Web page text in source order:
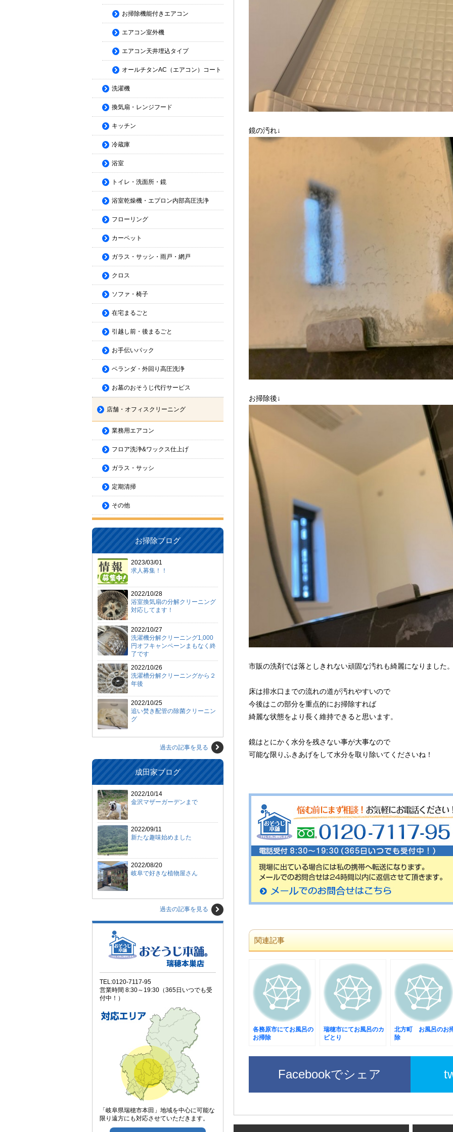
鏡の汚れ↓
お掃除後↓
市販の洗剤では落としきれない頑固な汚れも綺麗になりました
床は排水口までの流れの道が汚れやすいので
今後はこの部分を重点的にお掃除すれば
綺麗な状態をより長く維持できると思います。
鏡はとにかく水分を残さない事が大事なので
可能な限りふきあげをして水分を取り除いてくださいね！
関連記事
各務原市にてお風呂の
お掃除
瑞穂市にてお風呂のカ
ビとり
北方町 お風呂のお
除
Facebookでシェア
お掃除機能付きエアコン
エアコン室外機
エアコン天井埋込タイプ
オールチタンAC（エアコン）コート
洗濯機
換気扇・レンジフード
キッチン
冷蔵庫
浴室
トイレ・洗面所・鏡
浴室乾燥機・エプロン内部高圧洗浄
フローリング
カーペット
ガラス・サッシ・雨戸・網戸
クロス
ソファ・椅子
在宅まるごと
引越し前・後まるごと
お手伝いパック
ベランダ・外回り高圧洗浄
お墓のおそうじ代行サービス
店舗・オフィスクリーニング
業務用エアコン
フロア洗浄&ワックス仕上げ
ガラス・サッシ
定期清掃
その他
お掃除ブログ
2023/03/01
求人募集！！
2022/10/28
浴室換気扇の分解クリーニング
対応してます！
2022/10/27
洗濯機分解クリーニング1,000
円オフキャンペーンまもなく終
了です
2022/10/26
洗濯槽分解クリーニングから２
年後
2022/10/25
追い焚き配管の除菌クリーニン
グ
過去の記事を見る
成田家ブログ
2022/10/14
金沢マザーガーデンまで
2022/09/11
新たな趣味始めました
2022/08/20
岐阜で好きな植物屋さん
過去の記事を見る
TEL:0120-7117-95
営業時間 8:30～19:30（365日いつでも受
付中！）
「岐阜県瑞穂市本田」地域を中心に可能な
限り遠方にも対応させていただきます。